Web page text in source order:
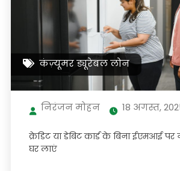
कंज़्यूमर ड्यूरेबल लोन
निरंजन मोहन 18 अगस्त,
क्रेडिट या डेबिट कार्ड के बिना ईएमआई पर
घर लाएं